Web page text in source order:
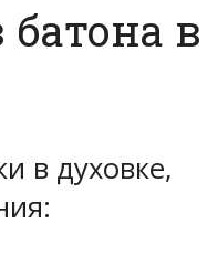
в
в духовке,